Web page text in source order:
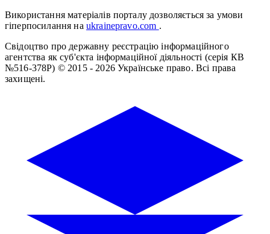
Використання матеріалів порталу дозволяється за умови
гіперпосилання на ukrainepravo.com .
Свідоцтво про державну реєстрацію інформаційного
агентства як суб'єкта інформаційної діяльності (серія КВ
№516-378Р) © 2015 - 2026 Українське право. Всі права
захищені.